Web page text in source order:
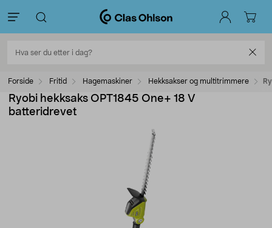
Forside Fritid Hagemaskiner Hekksakser og multitrimmere
Ryobi hekksaks OPT1845 One+ 18 V
batteridrevet